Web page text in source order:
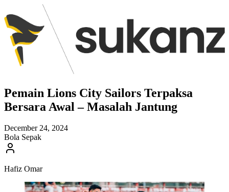
Pemain Lions City Sailors Terpaksa
Bersara Awal – Masalah Jantung
December 24, 2024
Bola Sepak
Hafiz Omar